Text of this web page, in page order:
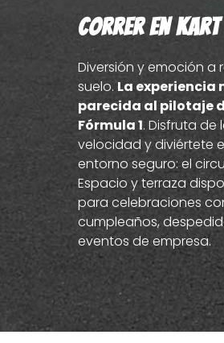
Correr en kart
Diversión y emoción a
suelo. La experiencia
parecida al pilotaje
Fórmula 1. Disfruta de
velocidad y diviértete
entorno seguro: el
Espacio y terraza
para celebraciones
cumpleaños,
eventos de empresa.